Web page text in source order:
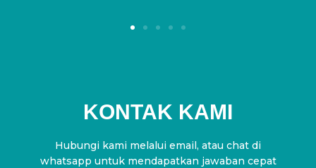
KONTAK KAMI
Hubungi kami melalui email, atau chat di
whatsapp untuk mendapatkan jawaban cepat